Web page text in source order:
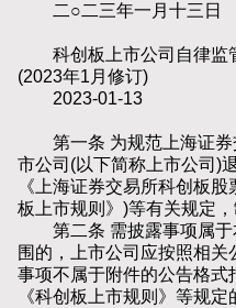
二○二三年一月十三日
科创板上市公司自律监
(2023年1月修订)
2023-01-13
第一条 为规范上海证券
市公司(以下简称上市公司)
《上海证券交易所科创板
板上市规则》)等有关规定，
第二条 需披露事项属于
围的，上市公司应按照相
事项不属于附件的公告格式
《科创板上市规则》等规